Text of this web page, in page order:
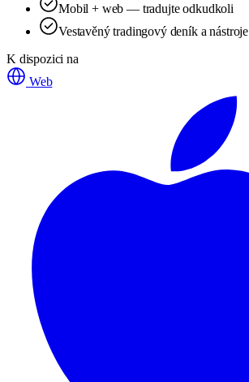
Mobil + web — tradujte odkudkoli
Vestavěný tradingový deník a nástroje
K dispozici na
Web